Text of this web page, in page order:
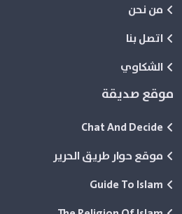
من نحن
اتصل بنا
الشكاوي
موقع صديقة
Chat And Decide
موقع حوار طريق الحرير
Guide To Islam